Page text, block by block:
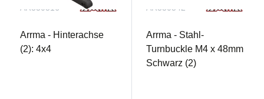
AR330516
Arrma - Hinterachse
(2): 4x4
AR330542
Arrma - Stahl-
Turnbuckle M4 x 48mm
Schwarz (2)